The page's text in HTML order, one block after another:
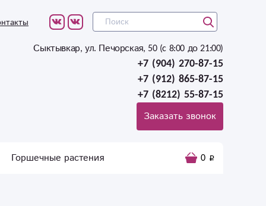
Сыктывкар, ул. Печорская, 50 (c 8:00 до 21:00)
+7 (904) 270-87-15
+7 (912) 865-87-15
+7 (8212) 55-87-15
Заказать звонок
Горшечные растения 0